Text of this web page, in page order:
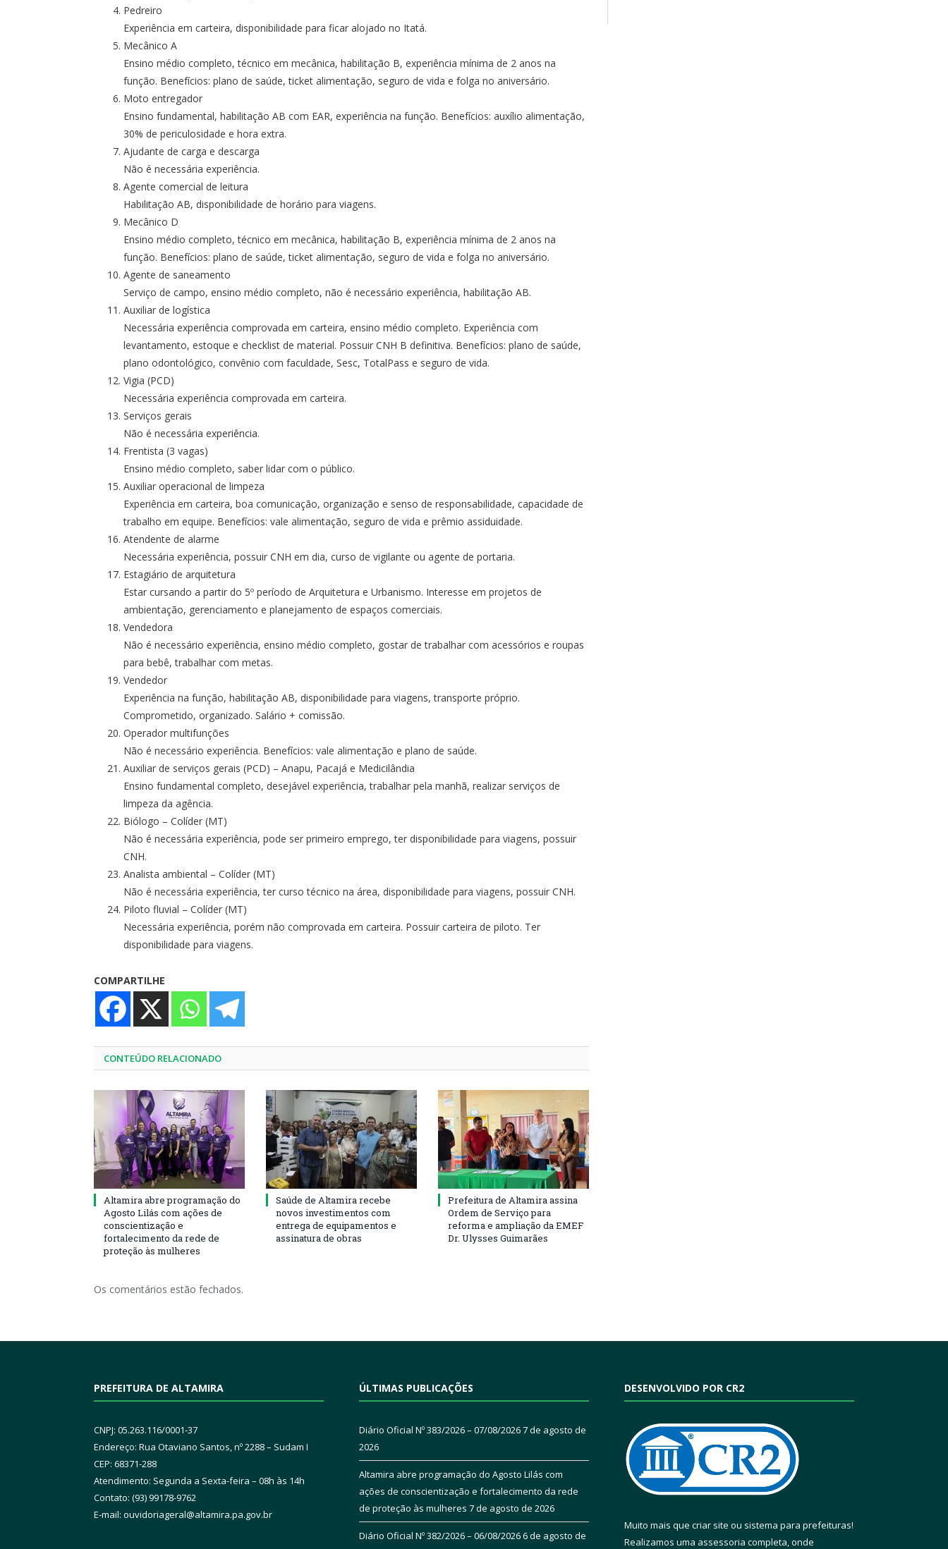
Pedreiro
Experiência em carteira, disponibilidade para ficar alojado no Itatá.
Mecânico A
Ensino médio completo, técnico em mecânica, habilitação B, experiência mínima de 2 anos na
função. Benefícios: plano de saúde, ticket alimentação, seguro de vida e folga no aniversário.
Moto entregador
Ensino fundamental, habilitação AB com EAR, experiência na função. Benefícios: auxílio alimentação,
30% de periculosidade e hora extra.
Ajudante de carga e descarga
Não é necessária experiência.
Agente comercial de leitura
Habilitação AB, disponibilidade de horário para viagens.
Mecânico D
Ensino médio completo, técnico em mecânica, habilitação B, experiência mínima de 2 anos na
função. Benefícios: plano de saúde, ticket alimentação, seguro de vida e folga no aniversário.
Agente de saneamento
Serviço de campo, ensino médio completo, não é necessário experiência, habilitação AB.
Auxiliar de logística
Necessária experiência comprovada em carteira, ensino médio completo. Experiência com
levantamento, estoque e checklist de material. Possuir CNH B definitiva. Benefícios: plano de saúde,
plano odontológico, convênio com faculdade, Sesc, TotalPass e seguro de vida.
Vigia (PCD)
Necessária experiência comprovada em carteira.
Serviços gerais
Não é necessária experiência.
Frentista (3 vagas)
Ensino médio completo, saber lidar com o público.
Auxiliar operacional de limpeza
Experiência em carteira, boa comunicação, organização e senso de responsabilidade, capacidade de
trabalho em equipe. Benefícios: vale alimentação, seguro de vida e prêmio assiduidade.
Atendente de alarme
Necessária experiência, possuir CNH em dia, curso de vigilante ou agente de portaria.
Estagiário de arquitetura
Estar cursando a partir do 5º período de Arquitetura e Urbanismo. Interesse em projetos de
ambientação, gerenciamento e planejamento de espaços comerciais.
Vendedora
Não é necessário experiência, ensino médio completo, gostar de trabalhar com acessórios e roupas
para bebê, trabalhar com metas.
Vendedor
Experiência na função, habilitação AB, disponibilidade para viagens, transporte próprio.
Comprometido, organizado. Salário + comissão.
Operador multifunções
Não é necessário experiência. Benefícios: vale alimentação e plano de saúde.
Auxiliar de serviços gerais (PCD) – Anapu, Pacajá e Medicilândia
Ensino fundamental completo, desejável experiência, trabalhar pela manhã, realizar serviços de
limpeza da agência.
Biólogo – Colíder (MT)
Não é necessária experiência, pode ser primeiro emprego, ter disponibilidade para viagens, possuir
CNH.
Analista ambiental – Colíder (MT)
Não é necessária experiência, ter curso técnico na área, disponibilidade para viagens, possuir CNH.
Piloto fluvial – Colíder (MT)
Necessária experiência, porém não comprovada em carteira. Possuir carteira de piloto. Ter
disponibilidade para viagens.
COMPARTILHE
CONTEÚDO RELACIONADO
Altamira abre programação do
Agosto Lilás com ações de
conscientização e
fortalecimento da rede de
proteção às mulheres
Saúde de Altamira recebe
novos investimentos com
entrega de equipamentos e
assinatura de obras
Prefeitura de Altamira assina
Ordem de Serviço para
reforma e ampliação da EMEF
Dr. Ulysses Guimarães
Os comentários estão fechados.
PREFEITURA DE ALTAMIRA
CNPJ: 05.263.116/0001-37
Endereço: Rua Otaviano Santos, nº 2288 – Sudam I
CEP: 68371-288
Atendimento: Segunda a Sexta-feira – 08h às 14h
Contato: (93) 99178-9762
E-mail: ouvidoriageral@altamira.pa.gov.br
ÚLTIMAS PUBLICAÇÕES
Diário Oficial Nº 383/2026 – 07/08/20267 de agosto de
2026
Altamira abre programação do Agosto Lilás com
ações de conscientização e fortalecimento da rede
de proteção às mulheres 7 de agosto de 2026
Diário Oficial Nº 382/2026 – 06/08/20266 de agosto de
DESENVOLVIDO POR CR2
Muito mais que criar site ou sistema para prefeituras!
Realizamos uma assessoria completa, onde